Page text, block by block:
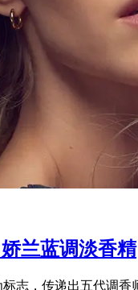
兰蓝调淡香精
志，传递出五代调